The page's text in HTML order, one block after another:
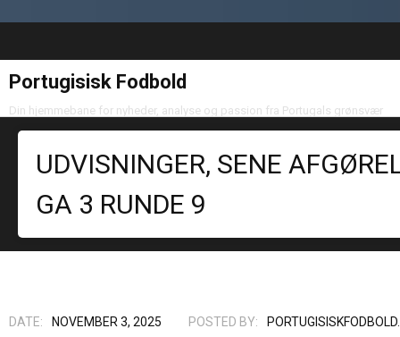
Portugisisk Fodbold
Din hjemmebane for nyheder, analyse og passion fra Portugals grønsvær
UDVISNINGER, SENE
GA 3 RUNDE 9
DATE: NOVEMBER 3, 2025 POSTED BY: